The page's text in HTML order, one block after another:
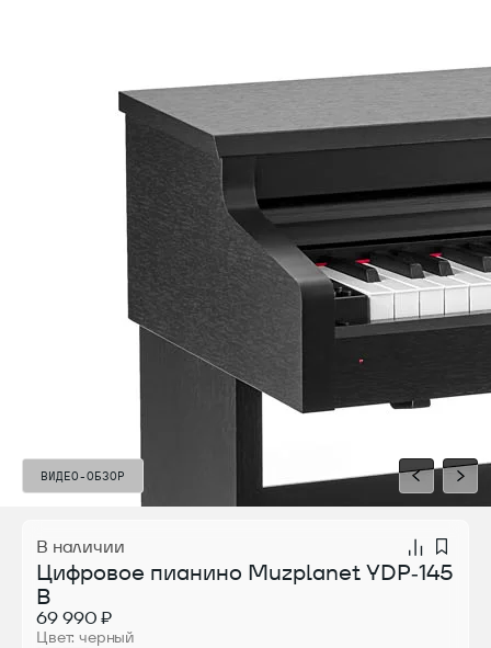
ВИДЕО-ОБЗОР
В наличии
Цифровое пианино Muzplanet YDP‑145
B
69 990 ₽
Цвет: черный